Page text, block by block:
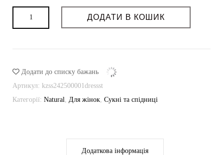
Сукня
на
кількість
ДОДАТИ В КОШИК
Додати до списку бажань
Артикул: kzss242500001dressst
Категорії: Natural Для жінок Сукні та спідниці
Додаткова інформація